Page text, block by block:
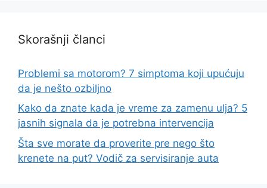
Skorašnji članci
Problemi sa motorom? 7 simptoma koji upućuju
da je nešto ozbiljno
Kako da znate kada je vreme za zamenu ulja? 5
jasnih signala da je potrebna intervencija
Šta sve morate da proverite pre nego što
krenete na put? Vodič za servisiranje auta